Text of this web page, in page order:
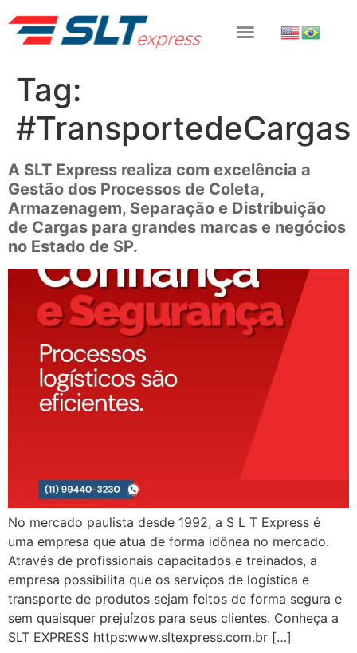
Tag:
#TransportedeCargas
A SLT Express realiza com excelência a
Gestão dos Processos de Coleta,
Armazenagem, Separação e Distribuição
de Cargas para grandes marcas e negócios
no Estado de SP.
No mercado paulista desde 1992, a S L T Express é
uma empresa que atua de forma idônea no mercado.
Através de profissionais capacitados e treinados, a
empresa possibilita que os serviços de logística e
transporte de produtos sejam feitos de forma segura e
sem quaisquer prejuízos para seus clientes. Conheça a
SLT EXPRESS https:www.sltexpress.com.br […]